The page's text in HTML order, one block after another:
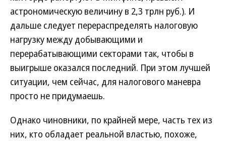
астрономическую величину в 2,3 трлн руб.). И
дальше следует перераспределять налоговую
нагрузку между добывающими и
перерабатывающими секторами так, чтобы в
выигрыше оказался последний. При этом лучшей
ситуации, чем сейчас, для налогового маневра
просто не придумаешь.
Однако чиновники, по крайней мере, часть тех из
них, кто обладает реальной властью, похоже,